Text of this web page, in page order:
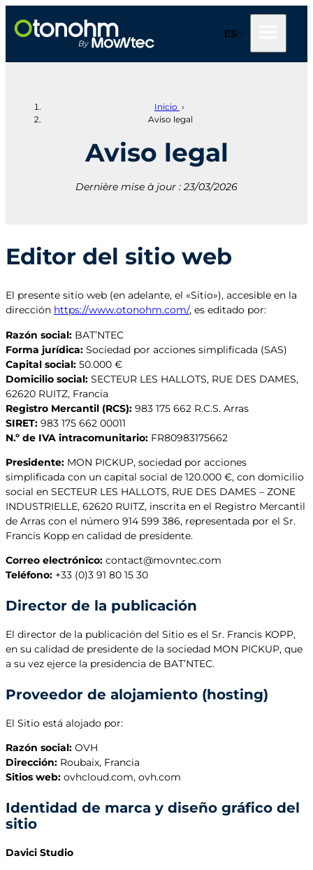
contenido
ES
Inicio ›
Aviso legal
Aviso legal
Dernière mise à jour : 23/03/2026
Editor del sitio web
El presente sitio web (en adelante, el «Sitio»), accesible en la
dirección https://www.otonohm.com/, es editado por:
Razón social: BAT’NTEC
Forma jurídica: Sociedad por acciones simplificada (SAS)
Capital social: 50.000 €
Domicilio social: SECTEUR LES HALLOTS, RUE DES DAMES,
62620 RUITZ, Francia
Registro Mercantil (RCS): 983 175 662 R.C.S. Arras
SIRET: 983 175 662 00011
N.º de IVA intracomunitario: FR80983175662
Presidente: MON PICKUP, sociedad por acciones
simplificada con un capital social de 120.000 €, con domicilio
social en SECTEUR LES HALLOTS, RUE DES DAMES – ZONE
INDUSTRIELLE, 62620 RUITZ, inscrita en el Registro Mercantil
de Arras con el número 914 599 386, representada por el Sr.
Francis Kopp en calidad de presidente.
Correo electrónico: contact@movntec.com
Teléfono: +33 (0)3 91 80 15 30
Director de la publicación
El director de la publicación del Sitio es el Sr. Francis KOPP,
en su calidad de presidente de la sociedad MON PICKUP, que
a su vez ejerce la presidencia de BAT’NTEC.
Proveedor de alojamiento (hosting)
El Sitio está alojado por:
Razón social: OVH
Dirección: Roubaix, Francia
Sitios web: ovhcloud.com, ovh.com
Identidad de marca y diseño gráfico del
sitio
Davici Studio